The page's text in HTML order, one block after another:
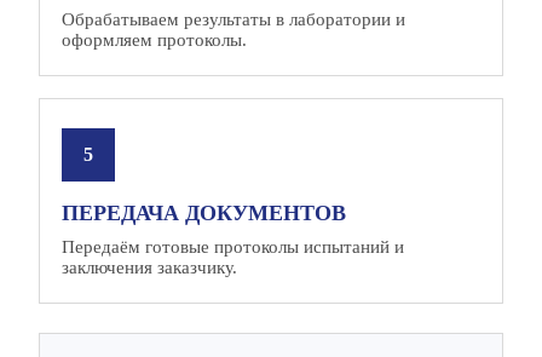
Обрабатываем результаты в лаборатории и
оформляем протоколы.
ПЕРЕДАЧА ДОКУМЕНТОВ
Передаём готовые протоколы испытаний и
заключения заказчику.